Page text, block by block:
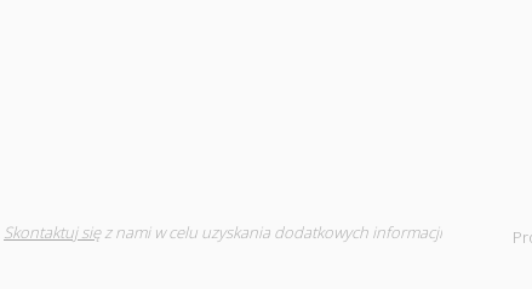
Skontaktuj sięz nami w celu uzyskania dodatkowych informacji